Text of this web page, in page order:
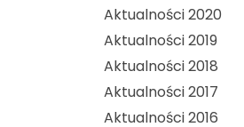
Aktualności 2020
Aktualności 2019
Aktualności 2018
Aktualności 2017
Aktualności 2016